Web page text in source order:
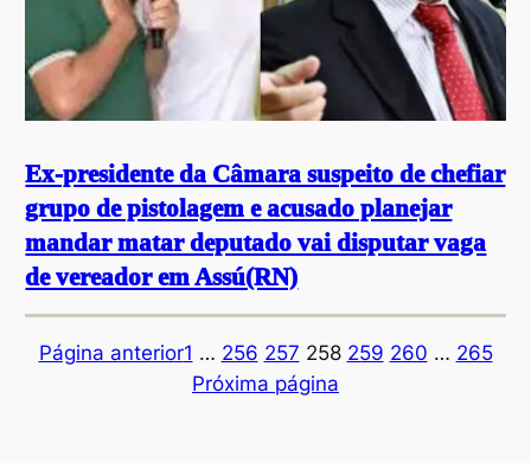
Ex-presidente da Câmara suspeito de chefiar
grupo de pistolagem e acusado planejar
mandar matar deputado vai disputar vaga
de vereador em Assú(RN)
Página anterior1 … 256 257 258 259 260 … 265
Próxima página